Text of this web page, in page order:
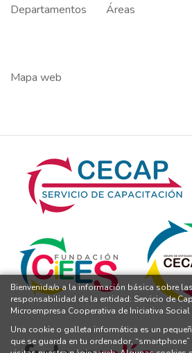
Departamentos
Áreas
Mapa web
Bienvenida/o a la información básica sobre
responsabilidad de la entidad: Servicio de
Microempresa Cooperativa de Iniciativa Social
Una cookie o galleta informática es un
que se guarda en tu ordenador,